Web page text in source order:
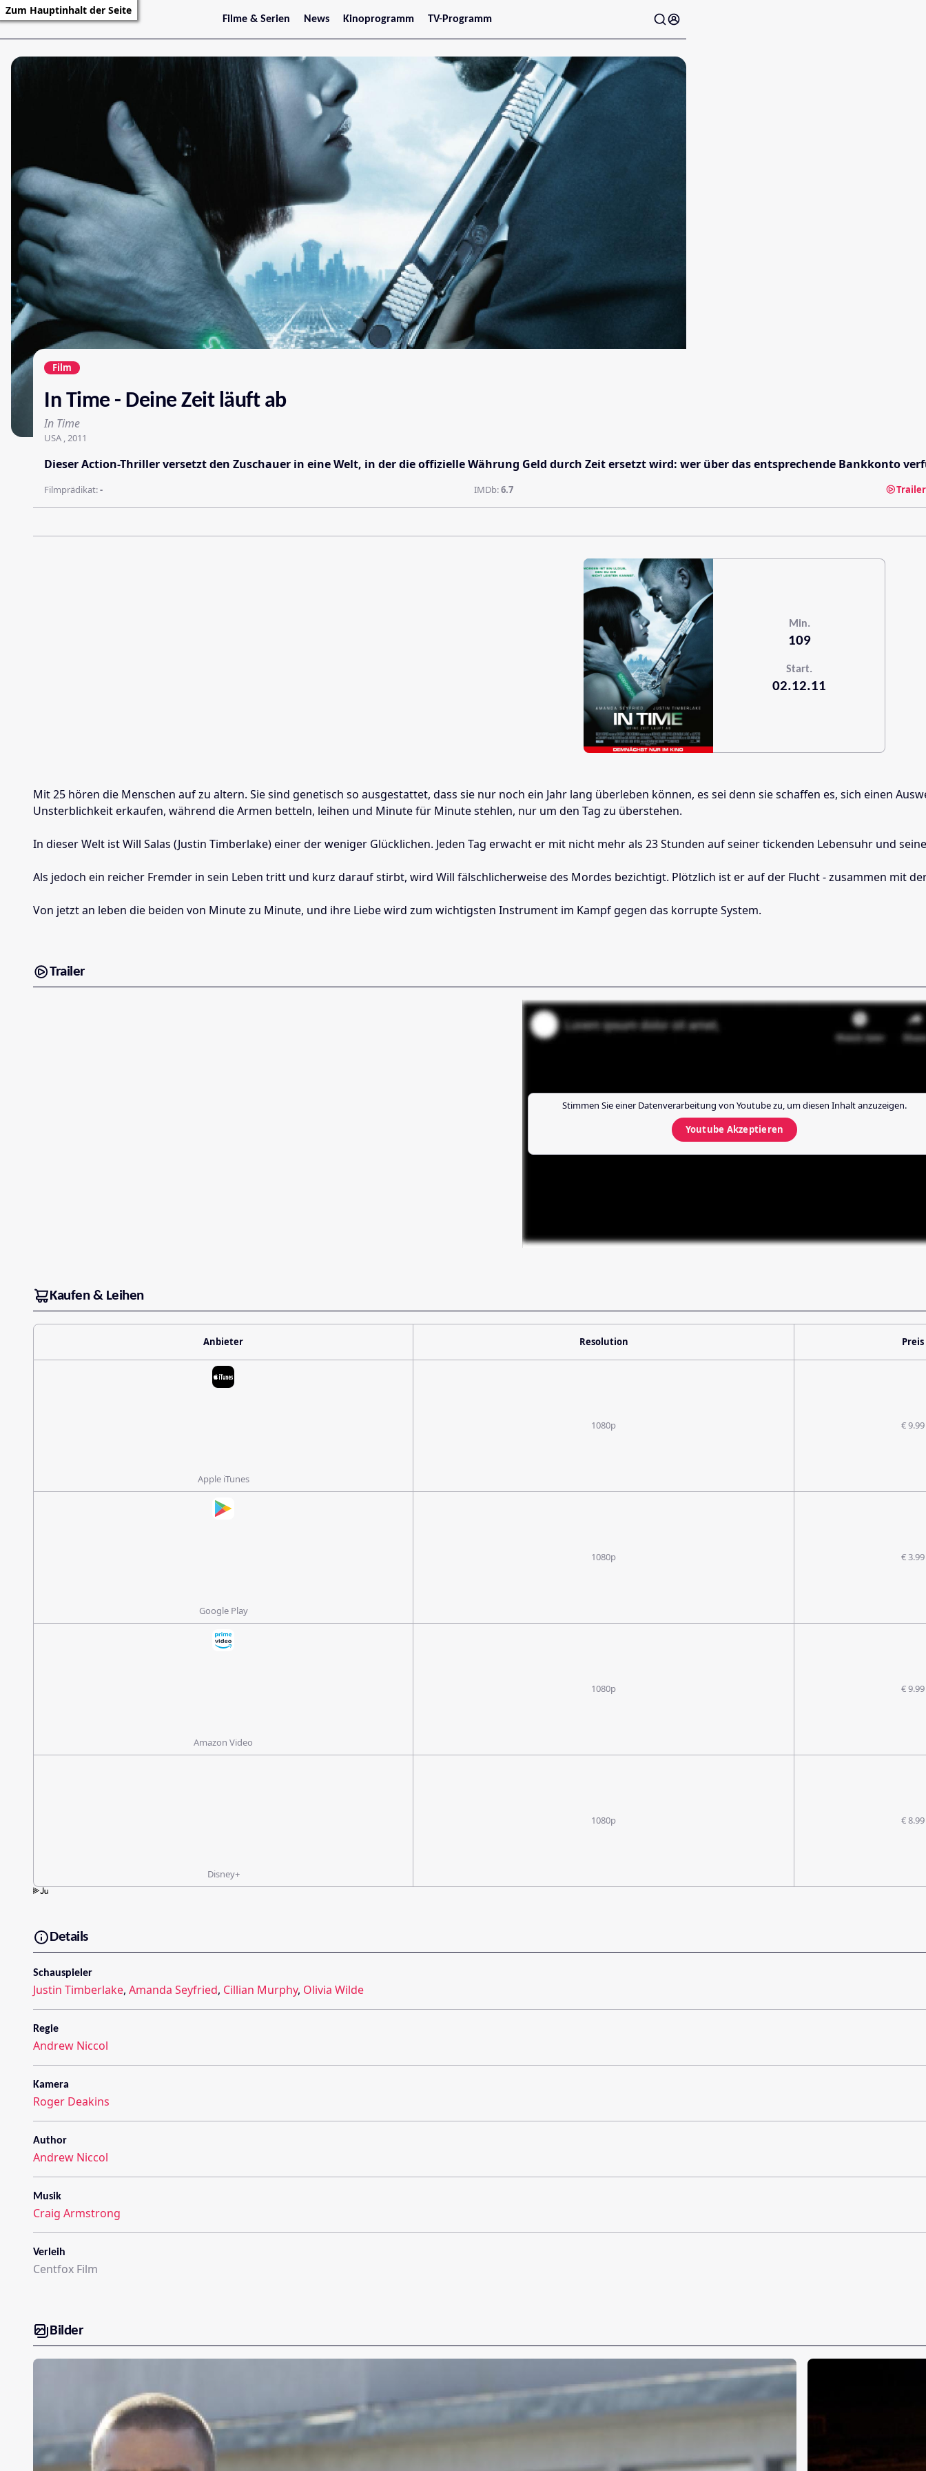
Zum Hauptinhalt der Seite
Filme & Serien
Trailer
Serienarchiv
News
Stars
Kinoprogramm
Jetzt im Kino
Niederösterreich
Oberösterreich
Burgenland
Kärnten
Salzburg
Vorarlberg
TV-Programm
Film
In Time - Deine Zeit läuft ab
In Time
USA , 2011
Dieser Action-Thriller versetzt den Zuschauer in eine Welt, in der die offizielle Währung Geld durch Zeit ersetzt wird: wer über das entsprechende Bankkonto
Filmprädikat:- IMDb:6.7
Min.
109
Start.
02.12.11
Mit 25 hören die Menschen auf zu altern. Sie sind genetisch so ausgestattet, dass sie nur noch ein Jahr lang überleben können, es sei denn sie schaffen es, sich einen
Unsterblichkeit erkaufen, während die Armen betteln, leihen und Minute für Minute stehlen, nur um den Tag zu überstehen.
In dieser Welt ist Will Salas (Justin Timberlake) einer der weniger Glücklichen. Jeden Tag erwacht er mit nicht mehr als 23 Stunden auf seiner tickenden Lebensuhr und
Als jedoch ein reicher Fremder in sein Leben tritt und kurz darauf stirbt, wird Will fälschlicherweise des Mordes bezichtigt. Plötzlich ist er auf der Flucht - zusammen mit
Von jetzt an leben die beiden von Minute zu Minute, und ihre Liebe wird zum wichtigsten Instrument im Kampf gegen das korrupte System.
Trailer
Stimmen Sie einer Datenverarbeitung von Youtubezu, um diesen Inhalt anzuzeigen.
Youtube Akzeptieren
Kaufen & Leihen
Anbieter Resolution Preis
Apple iTunes
1080p € 9.99
Google Play
1080p € 3.99
Amazon Video
1080p € 9.99
Disney+
1080p € 8.99
Details
Schauspieler
Justin Timberlake, Amanda Seyfried, Cillian Murphy, Olivia Wilde
Regie
Andrew Niccol
Kamera
Roger Deakins
Author
Andrew Niccol
Musik
Craig Armstrong
Verleih
Centfox Film
Bilder